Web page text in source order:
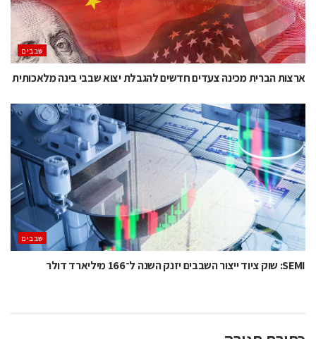
‫שבבים‬
ארצות הברית מכינה צעדים חדשים להגבלת יצוא שבבי בינה מלאכותית
‫שבבים‬
SEMI: שוק ציוד ייצור השבבים יזנק השנה ל־166 מיליארד דולר